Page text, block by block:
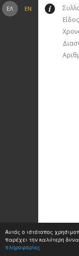
Αυτός ο ιστότοπος
παρέχει την καλύτερη
πληροφορίες
ΕΛ EN